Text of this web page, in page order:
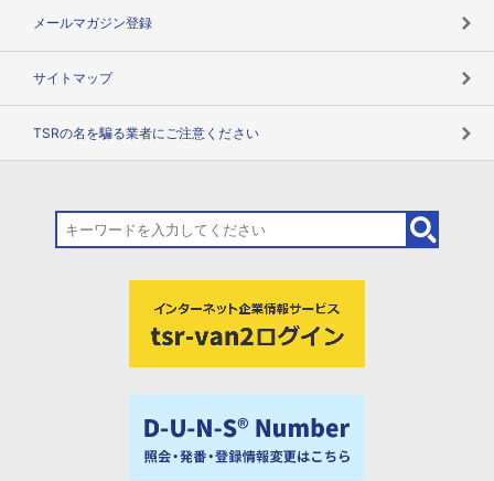
メールマガジン登録
サイトマップ
TSRの名を騙る業者にご注意ください